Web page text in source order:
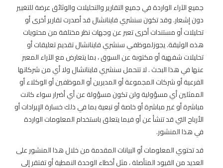
جميع الآراء الواردة في جميع التقارير والتحليلات والوثائق عرضة للتغيير
دون إشعار. وقد تكون سنشري فاينانشال قد أصدرت تقارير أخرى أو
تحليلات أو مستندات أخرى تعبر عن وجهات نظر مختلفة من محتويات
هذه الوثيقة. يجوزلموظفي سنشري فاينانشال تقديم تعليقات أو
تحليلات شفهية أو مكتوبة عن السوق ، بما يتعارض مع الآراء المعبر
عنها في هذا البحث . لا تتحمل سنشري فاينانشال ولا أي من شركاتها
الفرعية أو شركات المجموعة أو المديرين أو الموظفين أو الوكلاء أو
الممثلين أي مسؤولية ولن تكون مسؤولة عن أي أضرار سواء كانت
مباشرة أو غير مباشرة أو خاصة أو تبعية بما في ذلك خسارة الإيرادات أو
الأرباح التي قد تنشأ عن أو فيما يتعلق باستخدام المعلومات الواردة
في هذا المنشور.
قد تحتوي المعلومات أو البيانات المقدمة من خلال هذا المنشور على
العديد من القيود المتأصلة ، مثل أخطاء الوحدة النمطية أو تفتقر إلى